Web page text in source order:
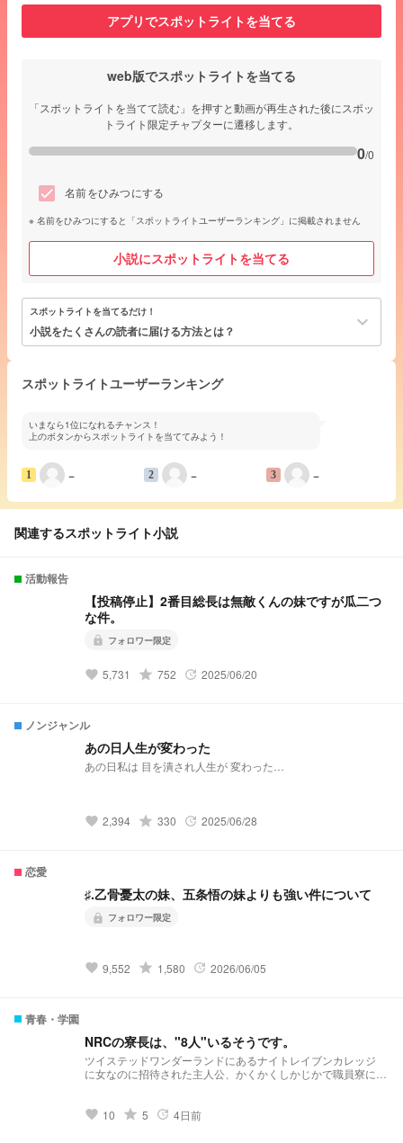
アプリでスポットライトを当てる
web版でスポットライトを当てる
「スポットライトを当てて読む」を押すと動画が再生された後にスポッ
トライト限定チャプターに遷移します。
0/0
名前をひみつにする
名前をひみつにすると「スポットライトユーザーランキング」に掲載されません
小説にスポットライトを当てる
スポットライトを当てるだけ！
小説をたくさんの読者に届ける方法とは？ keyboard_arrow_down
スポットライトユーザーランキング
いまなら1位になれるチャンス！
上のボタンからスポットライトを当ててみよう！
1 − 2 − 3 −
関連するスポットライト小説
活動報告
【投稿停止】2番目総長は無敵くんの妹ですが瓜二つ
な件。
lock フォロワー限定
favorite 5,731 grade 752 update 2025/06/20
ノンジャンル
あの日人生が変わった
あの日私は 目を潰され人生が 変わった…
favorite 2,394 grade 330 update 2025/06/28
恋愛
♯.乙骨憂太の妹、五条悟の妹よりも強い件について
lock フォロワー限定
favorite 9,552 grade 1,580 update 2026/06/05
青春・学園
NRCの寮長は、"8人"いるそうです。
ツイステッドワンダーランドにあるナイトレイブンカレッジ
に女なのに招待された主人公、かくかくしかじかで職員寮に住
に住むことになり、この学園で人生謳歌してやります！
favorite 10 grade 5 update 4日前